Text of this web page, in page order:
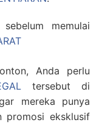
memulai
Anda perlu
tersebut di
mereka punya
promosi eksklusif